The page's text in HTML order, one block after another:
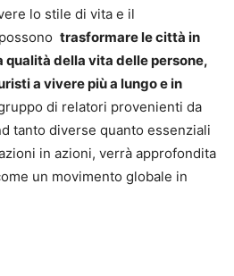
lo stile di vita e il
trasformare le città in
qualità della vita delle persone,
a vivere più a lungo e in
di relatori provenienti da
tanto diverse quanto essenziali
in azioni, verrà approfondita
un movimento globale in